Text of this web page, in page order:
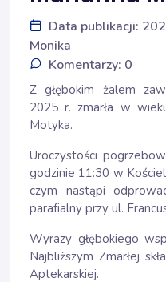
Data publikacji:
Monika
Komentarzy: 0
Z głębokim żalem
2025 r. zmarła w
Motyka.
Uroczystości
godzinie 11:30 w
czym nastąpi
parafialny przy ul.
Wyrazy głębokiego
Najbliższym Zmarłej
Aptekarskiej.